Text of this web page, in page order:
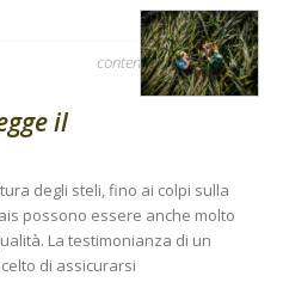
contenuto sponsorizzato
il
degli steli, fino ai colpi sulla
possono essere anche molto
La testimonianza di un
di assicurarsi